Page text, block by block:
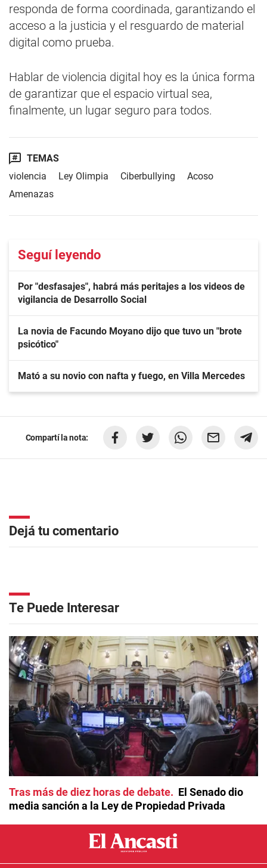
responda de forma coordinada, garantizando el
acceso a la justicia y el resguardo de material
digital como prueba.
Hablar de violencia digital hoy es la única forma
de garantizar que el espacio virtual sea,
finalmente, un lugar seguro para todos.
TEMAS
violencia
Ley Olimpia Ciberbullying
Acoso
Amenazas
Seguí leyendo
Por "desfasajes", habrá más peritajes a los videos de
vigilancia de Desarrollo Social
La novia de Facundo Moyano dijo que tuvo un "brote
psicótico"
Mató a su novio con nafta y fuego, en Villa Mercedes
Compartí la nota:
Dejá tu comentario
Te Puede Interesar
Tras más de diez horas de debate
El Senado dio
media sanción a la Ley de Propiedad Privada